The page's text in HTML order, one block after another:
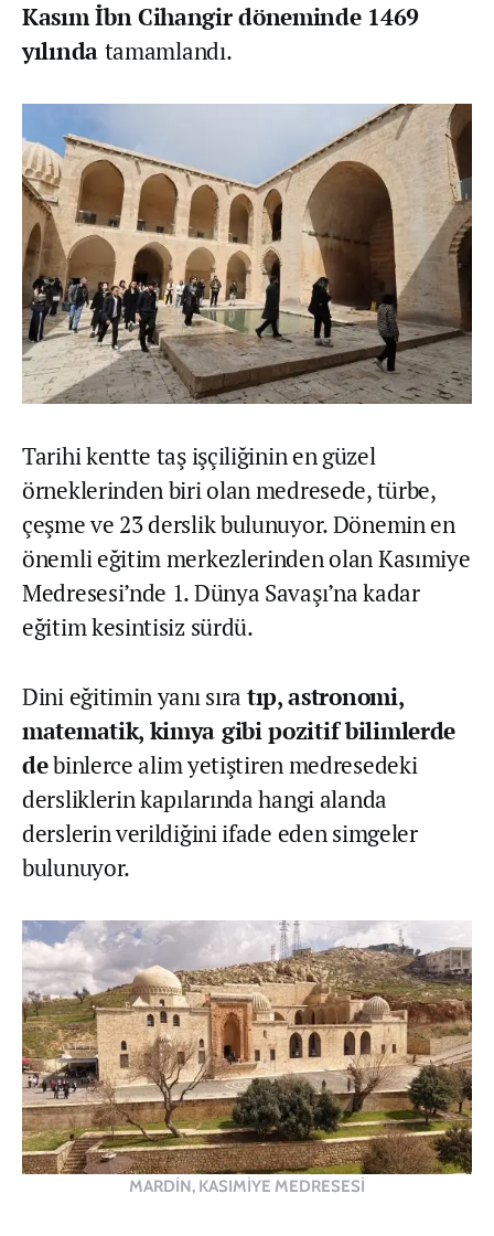
Kasım İbn Cihangir döneminde 1469
yılında tamamlandı.
Tarihi kentte taş işçiliğinin en güzel
örneklerinden biri olan medresede, türbe,
çeşme ve 23 derslik bulunuyor. Dönemin en
önemli eğitim merkezlerinden olan Kasımiye
Medresesi’nde 1. Dünya Savaşı’na kadar
eğitim kesintisiz sürdü.
Dini eğitimin yanı sıra tıp, astronomi,
matematik, kimya gibi pozitif bilimlerde
debinlerce alim yetiştiren medresedeki
dersliklerin kapılarında hangi alanda
derslerin verildiğini ifade eden simgeler
bulunuyor.
MARDİN, KASIMİYE MEDRESESİ